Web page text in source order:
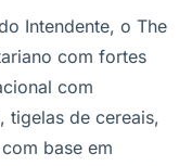
Intendente, o The
com fortes
com
tigelas de cereais,
base em